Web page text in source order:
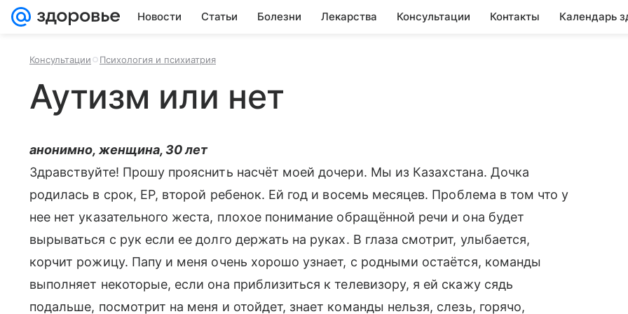
Новости Статьи Болезни Лекарства Консультации Контакты Календарь
Консультации Психология и психиатрия
Аутизм или нет
анонимно, женщина, 30 лет
Здравствуйте! Прошу прояснить насчёт моей дочери. Мы из Казахстана. Дочка
родилась в срок, ЕР, второй ребенок. Ей год и восемь месяцев. Проблема в том что у
нее нет указательного жеста, плохое понимание обращённой речи и она будет
вырываться с рук если ее долго держать на руках. В глаза смотрит, улыбается,
корчит рожицу. Папу и меня очень хорошо узнает, с родными остаётся, команды
выполняет некоторые, если она приблизиться к телевизору, я ей скажу сядь
подальше, посмотрит на меня и отойдет, знает команды нельзя, слезь, горячо,